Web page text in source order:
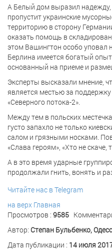
А Белый дом выразил
пропустит украинские
территорию в сторону
оказать помощь в
этом Вашингтон особо уповал
Берлина имеется богатый
основанный на приеме и
Эксперты высказали мнение,
является местью за
«Северного потока-2».
Между тем в польских
густо запахло не только
салом и грязными носками.
«Слава героям», «Хто не скаче,
А в это время ударные
продолжали гнить, вонять и
Читайте нас в Telegram
на верх Главная
Просмотров : 9585
Автор: Степан Бульбенко,
Дата публикации : 14 июля